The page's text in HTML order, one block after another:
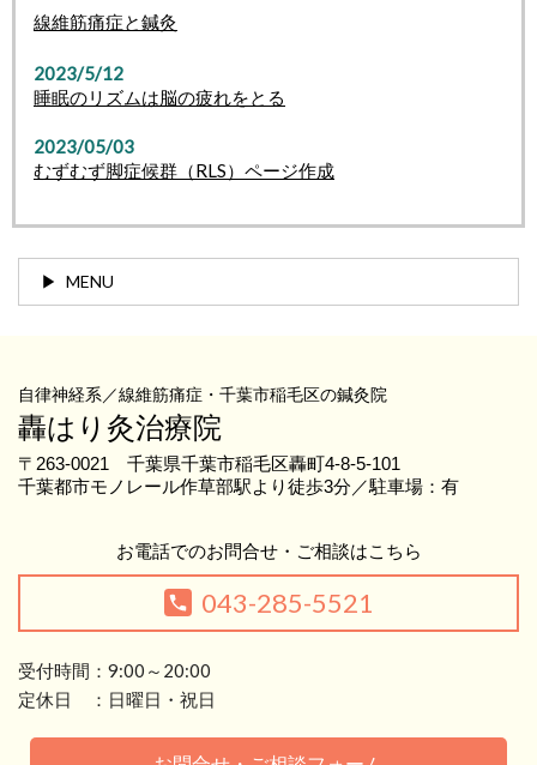
線維筋痛症と鍼灸
2023/5/12
睡眠のリズムは脳の疲れをとる
2023/05/03
むずむず脚症候群（RLS）ページ作成
MENU
自律神経系／線維筋痛症・千葉市稲毛区の鍼灸院
轟はり灸治療院
〒263-0021 千葉県千葉市稲毛区轟町4-8-5-101
千葉都市モノレール作草部駅より徒歩3分／駐車場：有
お電話でのお問合せ・ご相談はこちら
043-285-5521
受付時間：9:00～20:00
定休日 ：日曜日・祝日